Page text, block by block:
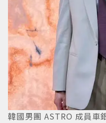
韓國男團 ASTRO 成員車